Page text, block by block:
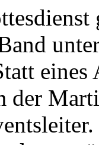
eines
der